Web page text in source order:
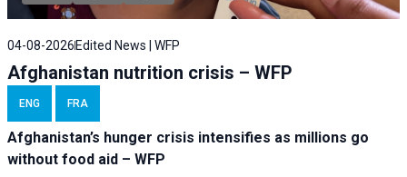
04-08-2026 Edited News | WFP
Afghanistan nutrition crisis – WFP
ENG FRA
Afghanistan’s hunger crisis intensifies as millions go
without food aid – WFP